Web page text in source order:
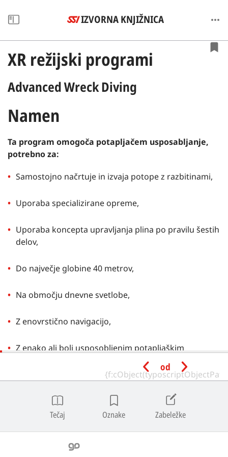
IZVORNA KNJIŽNICA
XR režijski programi
Advanced Wreck Diving
Namen
Ta program omogoča potapljačem usposabljanje,
potrebno za:
Samostojno načrtuje in izvaja potope z razbitinami,
Uporaba specializirane opreme,
Uporaba koncepta upravljanja plina po pravilu šestih
delov,
Do največje globine 40 metrov,
Na območju dnevne svetlobe,
Z enovrstično navigacijo,
Z enako ali bolj usposobljenim potapljaškim
Minimalna inštruktorska
kategorija
viša kategorija, mogu voditi Advanced Wreck Diving
od
Tečaj Oznake Zabeležke